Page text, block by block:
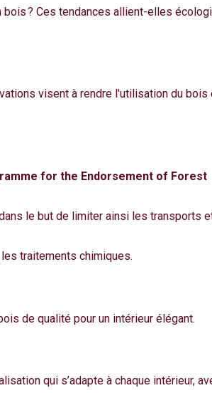
? Ces tendances allient-elles
visent à rendre l'utilisation du bois
for the Endorsement of Forest
le but de limiter ainsi les transports
traitements chimiques.
de qualité pour un intérieur élégant.
qui s’adapte à chaque intérieur,